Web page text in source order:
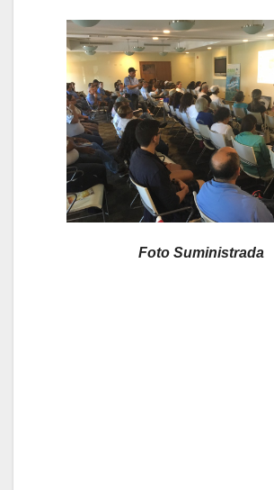
Foto Suministrada